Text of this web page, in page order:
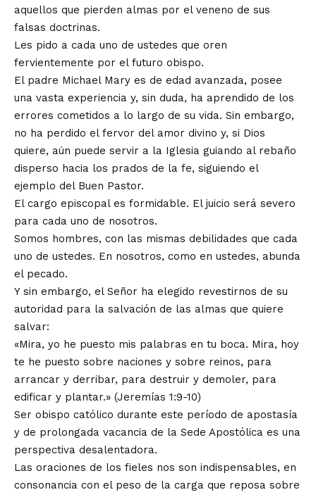
aquellos que pierden almas por el veneno de sus
falsas doctrinas.
Les pido a cada uno de ustedes que oren
fervientemente por el futuro obispo.
El padre Michael Mary es de edad avanzada, posee
una vasta experiencia y, sin duda, ha aprendido de los
errores cometidos a lo largo de su vida. Sin embargo,
no ha perdido el fervor del amor divino y, si Dios
quiere, aún puede servir a la Iglesia guiando al rebaño
disperso hacia los prados de la fe, siguiendo el
ejemplo del Buen Pastor.
El cargo episcopal es formidable. El juicio será severo
para cada uno de nosotros.
Somos hombres, con las mismas debilidades que cada
uno de ustedes. En nosotros, como en ustedes, abunda
el pecado.
Y sin embargo, el Señor ha elegido revestirnos de su
autoridad para la salvación de las almas que quiere
salvar:
«Mira, yo he puesto mis palabras en tu boca. Mira, hoy
te he puesto sobre naciones y sobre reinos, para
arrancar y derribar, para destruir y demoler, para
edificar y plantar.» (Jeremías 1:9-10)
Ser obispo católico durante este período de apostasía
y de prolongada vacancia de la Sede Apostólica es una
perspectiva desalentadora.
Las oraciones de los fieles nos son indispensables, en
consonancia con el peso de la carga que reposa sobre